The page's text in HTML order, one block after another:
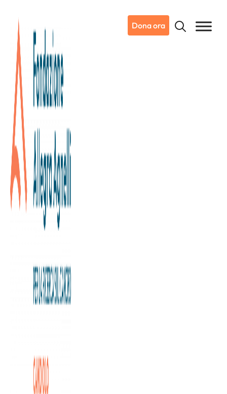
Dona ora
10/11/2024
Dicono di noi
Industriali ed ex campioni con
La Stampa